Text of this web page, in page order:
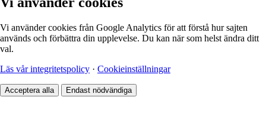
Vi använder cookies från Google Analytics för att förstå hur sajten
används och förbättra din upplevelse. Du kan när som helst ändra ditt
val.
Läs vår integritetspolicy · Cookieinställningar
Acceptera alla Endast nödvändiga